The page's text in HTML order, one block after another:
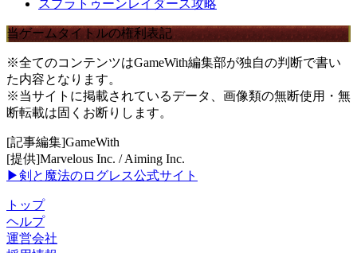
スプラトゥーンレイダース攻略
当ゲームタイトルの権利表記
※全てのコンテンツはGameWith編集部が独自の判断で書い
た内容となります。
※当サイトに掲載されているデータ、画像類の無断使用・無
断転載は固くお断りします。
[記事編集]GameWith
[提供]Marvelous Inc. / Aiming Inc.
▶剣と魔法のログレス公式サイト
トップ
ヘルプ
運営会社